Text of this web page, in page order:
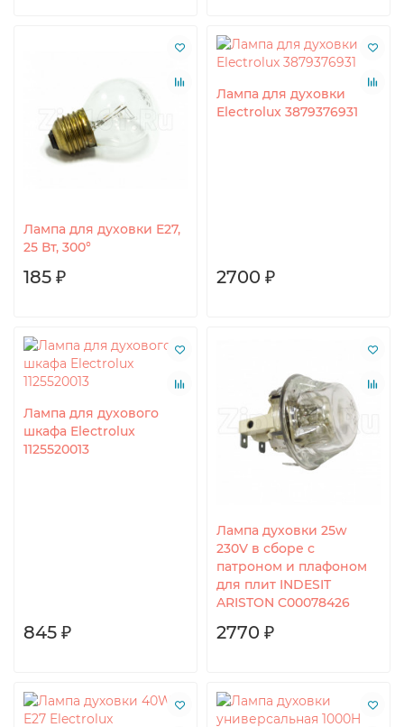
Лампа для духовки E27,
25 Вт, 300°
185 ₽
Лампа для духовки
Electrolux 3879376931
2700 ₽
Лампа для духового
шкафа Electrolux
1125520013
845 ₽
Лампа духовки 25w
230V в сборе с
патроном и плафоном
для плит INDESIT
ARISTON C00078426
2770 ₽